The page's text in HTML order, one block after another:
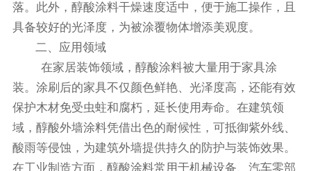
落。此外，醇酸涂料干燥速度适中，便于施工操作，且
具备较好的光泽度，为被涂覆物体增添美观度。​
二、应用领域​
在家居装饰领域，醇酸涂料被大量用于家具涂
装。涂刷后的家具不仅颜色鲜艳、光泽度高，还能有效
保护木材免受虫蛀和腐朽，延长使用寿命。在建筑领
域，醇酸外墙涂料凭借出色的耐候性，可抵御紫外线、
酸雨等侵蚀，为建筑外墙提供持久的防护与装饰效果。
在工业制造方面，醇酸涂料常用于机械设备、汽车零部